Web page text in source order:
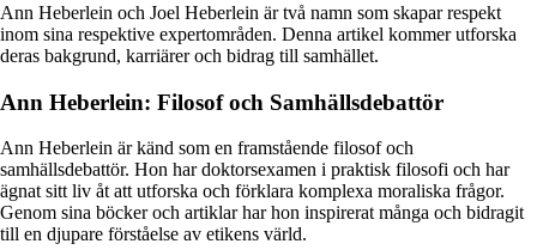
Ann Heberlein och Joel Heberlein är två namn som skapar respekt
inom sina respektive expertområden. Denna artikel kommer utforska
deras bakgrund, karriärer och bidrag till samhället.
Ann Heberlein: Filosof och Samhällsdebattör
Ann Heberlein är känd som en framstående filosof och
samhällsdebattör. Hon har doktorsexamen i praktisk filosofi och har
ägnat sitt liv åt att utforska och förklara komplexa moraliska frågor.
Genom sina böcker och artiklar har hon inspirerat många och bidragit
till en djupare förståelse av etikens värld.